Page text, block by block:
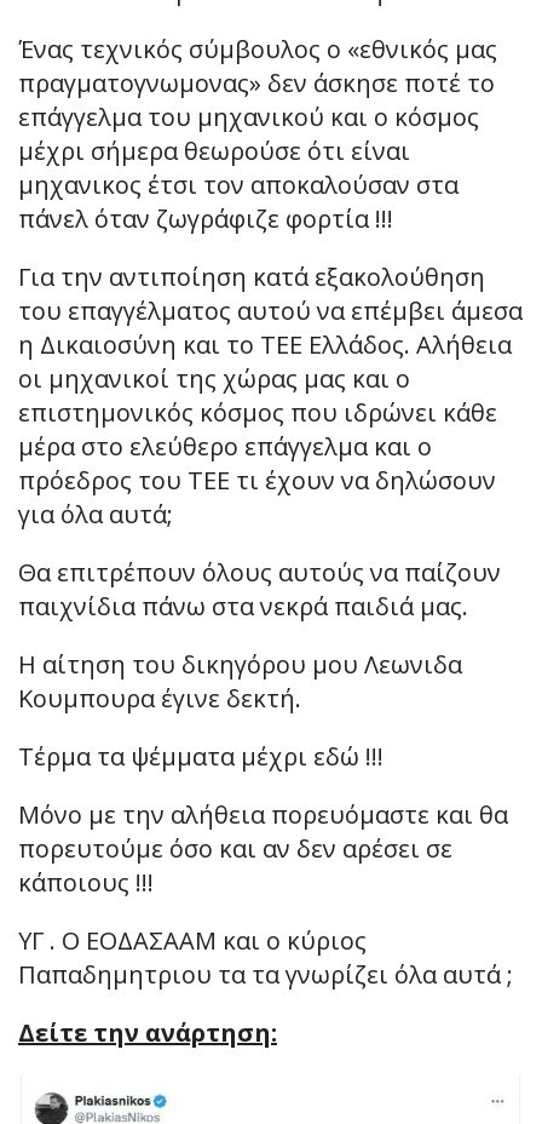
Ένας τεχνικός σύμβουλος ο «εθνικός μας
πραγματογνωμονας» δεν άσκησε ποτέ το
επάγγελμα του μηχανικού και ο κόσμος
μέχρι σήμερα θεωρούσε ότι είναι
μηχανικος έτσι τον αποκαλούσαν στα
πάνελ όταν ζωγράφιζε φορτία !!!
Για την αντιποίηση κατά εξακολούθηση
του επαγγέλματος αυτού να επέμβει άμεσα
η Δικαιοσύνη και το ΤΕΕ Ελλάδος. Αλήθεια
οι μηχανικοί της χώρας μας και ο
επιστημονικός κόσμος που ιδρώνει κάθε
μέρα στο ελεύθερο επάγγελμα και ο
πρόεδρος του ΤΕΕ τι έχουν να δηλώσουν
για όλα αυτά;
Θα επιτρέπουν όλους αυτούς να παίζουν
παιχνίδια πάνω στα νεκρά παιδιά μας.
Η αίτηση του δικηγόρου μου Λεωνιδα
Κουμπουρα έγινε δεκτή.
Τέρμα τα ψέμματα μέχρι εδώ !!!
Μόνο με την αλήθεια πορευόμαστε και θα
πορευτούμε όσο και αν δεν αρέσει σε
κάποιους !!!
ΥΓ . Ο ΕΟΔΑΣΑΑΜ και ο κύριος
Παπαδημητριου τα τα γνωρίζει όλα αυτά ;
Δείτε την ανάρτηση: